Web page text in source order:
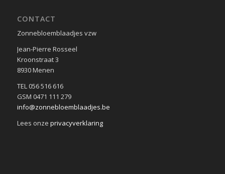
CONTACT
Zonnebloemblaadjes vzw
Jean-Pierre Rosseel
Kroonstraat 3
8930 Menen
TEL 056 516 616
GSM 0471 111 279
info@zonnebloemblaadjes.be
Lees onze privacyverklaring